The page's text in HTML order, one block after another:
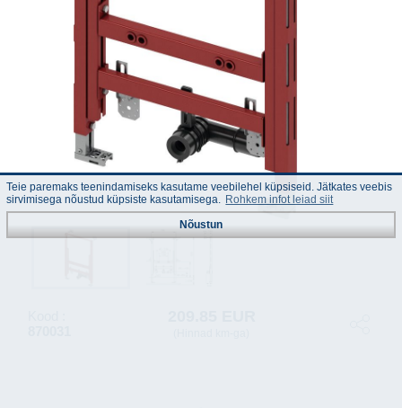
Teie paremaks teenindamiseks kasutame veebilehel küpsiseid. Jätkates veebis
sirvimisega nõustud küpsiste kasutamisega. Rohkem infot leiad siit
Nõustun